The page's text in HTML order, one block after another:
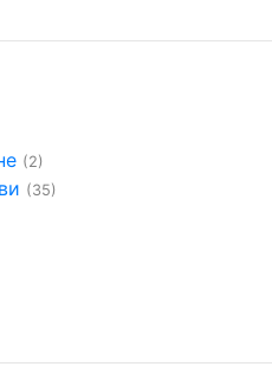
(2)
(35)